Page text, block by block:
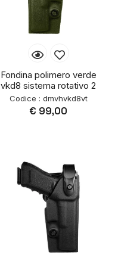
Fondina polimero verde
vkd8 sistema rotativo 2
Codice : dmvhvkd8vt
€ 99,00